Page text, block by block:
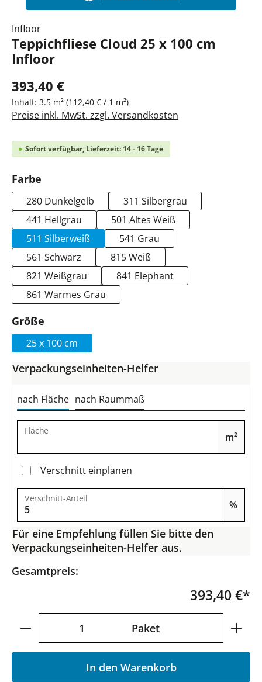
Infloor
Teppichfliese Cloud 25 x 100 cm
Infloor
393,40 €
Inhalt: 3.5 m² (112,40 € / 1 m²)
Preise inkl. MwSt. zzgl. Versandkosten
Sofort verfügbar, Lieferzeit: 14 - 16 Tage
Farbe
280 Dunkelgelb
311 Silbergrau
441 Hellgrau
501 Altes Weiß
511 Silberweiß
541 Grau
561 Schwarz
815 Weiß
821 Weißgrau
841 Elephant
861 Warmes Grau
Größe
25 x 100 cm
Verpackungseinheiten-Helfer
nach Fläche nach Raummaß
Fläche
m²
Verschnitt einplanen
Verschnitt-Anteil
%
Für eine Empfehlung füllen Sie bitte den
Verpackungseinheiten-Helfer aus.
Gesamtpreis:
393,40 €*
Produkt Anzahl: Gib den gewünschten
Paket
In den Warenkorb